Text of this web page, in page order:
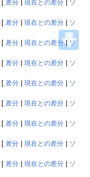
[ 差分 現在との差分
ソ
[ 差分 現在との差分
ソ
[ 差分 現在との差分| ソ
[ 差分 現在との差分
ソ
[ 差分 現在との差分
ソ
[ 差分 現在との差分
ソ
[ 差分 現在との差分
ソ
[ 差分 現在との差分
ソ
[ 差分 現在との差分
ソ